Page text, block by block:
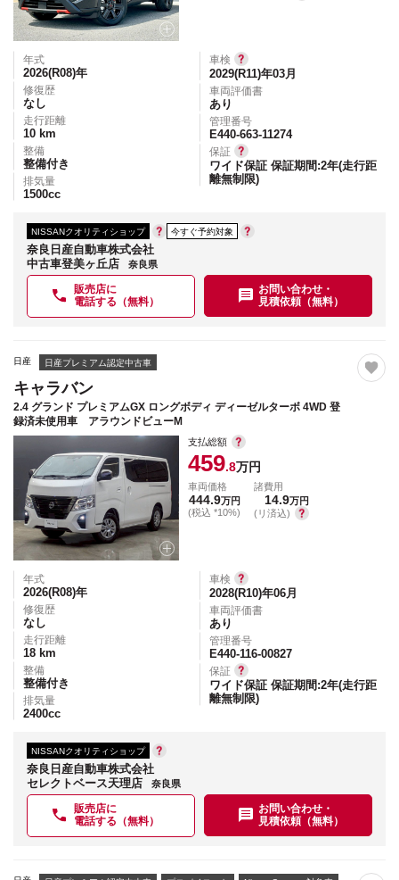
年式
2026(R08)年
修復歴
なし
走行距離
10 km
整備
整備付き
排気量
1500cc
車検
2029(R11)年03月
車両評価書
あり
管理番号
E440-663-11274
保証
ワイド保証 保証期間:2年(走行距
離無制限)
NISSANクオリティショップ 今すぐ予約対象
奈良日産自動車株式会社
中古車登美ヶ丘店
奈良県
販売店に
電話する（無料）
お問い合わせ・
見積依頼（無料）
日産 日産プレミアム認定中古車
キャラバン
2.4 グランド プレミアムGX ロングボディ ディーゼルターボ 4WD 登
録済未使用車 アラウンドビューM
支払総額
459.8万円
車両価格
444.9万円
(税込 *10%)
諸費用
14.9万円
(リ済込)
年式
2026(R08)年
修復歴
なし
走行距離
18 km
整備
整備付き
排気量
2400cc
車検
2028(R10)年06月
車両評価書
あり
管理番号
E440-116-00827
保証
ワイド保証 保証期間:2年(走行距
離無制限)
NISSANクオリティショップ
奈良日産自動車株式会社
セレクトベース天理店
奈良県
販売店に
電話する（無料）
お問い合わせ・
見積依頼（無料）